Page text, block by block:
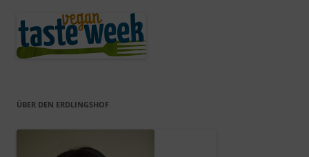
ÜBER DEN ERDLINGSHOF